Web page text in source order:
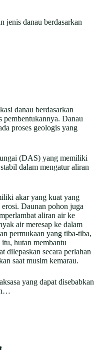
jenis danau berdasarkan
danau berdasarkan
pembentukannya. Danau
proses geologis yang
(DAS) yang memiliki
dalam mengatur aliran
akar yang kuat yang
erosi. Daunan pohon juga
aliran air ke
air meresap ke dalam
permukaan yang tiba-tiba,
hutan membantu
dilepaskan secara perlahan
saat musim kemarau.
yang dapat disebabkan